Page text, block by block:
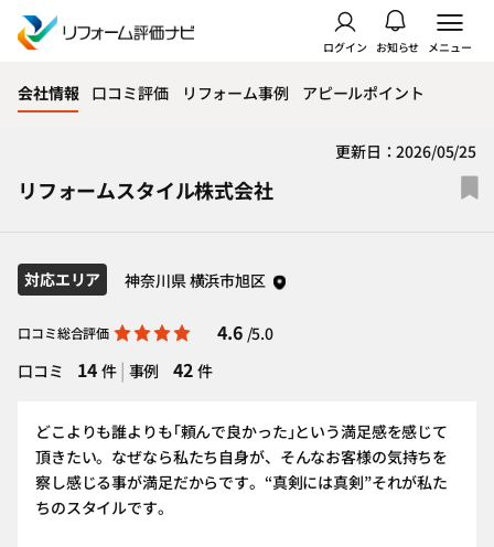
ログイン お知らせ メニュー
会社情報 口コミ評価 リフォーム事例 アピールポイント
更新日：2026/05/25
リフォームスタイル株式会社
対応エリア 神奈川県 横浜市旭区
口コミ総合評価 4.6 /5.0
口コミ
14 件 | 事例 42 件
どこよりも誰よりも｢頼んで良かった｣という満足感を感じて
頂きたい。なぜなら私たち自身が、そんなお客様の気持ちを
察し感じる事が満足だからです。“真剣には真剣”それが私た
ちのスタイルです。